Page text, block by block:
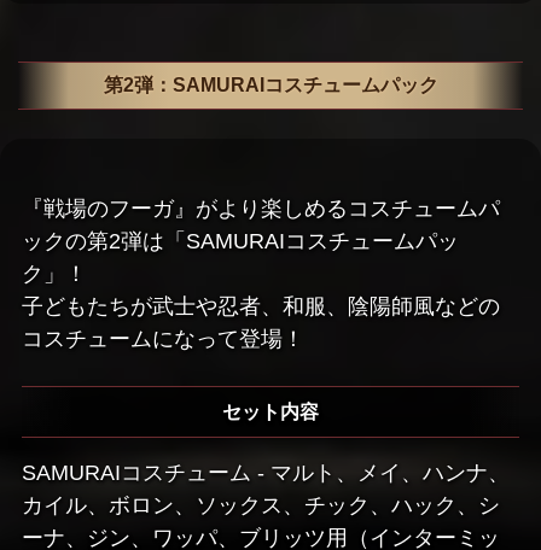
第2弾：SAMURAIコスチュームパック
『戦場のフーガ』がより楽しめるコスチュームパ
ックの第2弾は「SAMURAIコスチュームパッ
ク」！
子どもたちが武士や忍者、和服、陰陽師風などの
コスチュームになって登場！
セット内容
SAMURAIコスチューム - マルト、メイ、ハンナ、
カイル、ボロン、ソックス、チック、ハック、シ
ーナ、ジン、ワッパ、ブリッツ用（インターミッ